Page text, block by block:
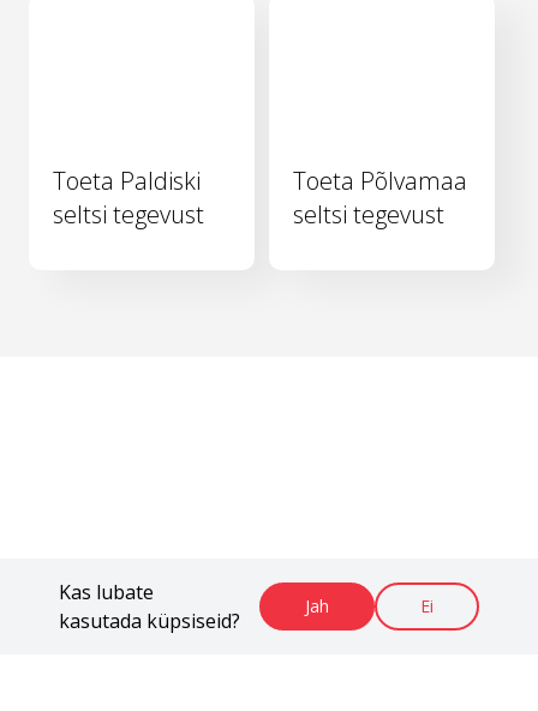
Kas lubate
kasutada küpsiseid?
Jah Ei
Toeta Paldiski
seltsi tegevust
Toeta Põlvamaa
seltsi tegevust